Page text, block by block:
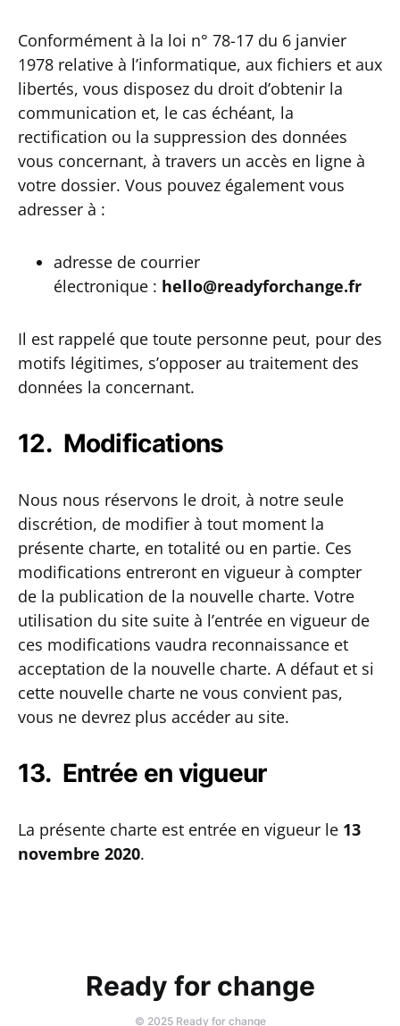
Conformément à la loi n° 78-17 du 6 janvier
1978 relative à l’informatique, aux fichiers et aux
libertés, vous disposez du droit d’obtenir la
communication et, le cas échéant, la
rectification ou la suppression des données
vous concernant, à travers un accès en ligne à
votre dossier. Vous pouvez également vous
adresser à :
adresse de courrier
électronique : hello@readyforchange.fr
Il est rappelé que toute personne peut, pour des
motifs légitimes, s’opposer au traitement des
données la concernant.
12. Modifications
Nous nous réservons le droit, à notre seule
discrétion, de modifier à tout moment la
présente charte, en totalité ou en partie. Ces
modifications entreront en vigueur à compter
de la publication de la nouvelle charte. Votre
utilisation du site suite à l’entrée en vigueur de
ces modifications vaudra reconnaissance et
acceptation de la nouvelle charte. A défaut et si
cette nouvelle charte ne vous convient pas,
vous ne devrez plus accéder au site.
13. Entrée en vigueur
La présente charte est entrée en vigueur le 13
novembre 2020.
Ready for change
©️ 2025 Ready for change